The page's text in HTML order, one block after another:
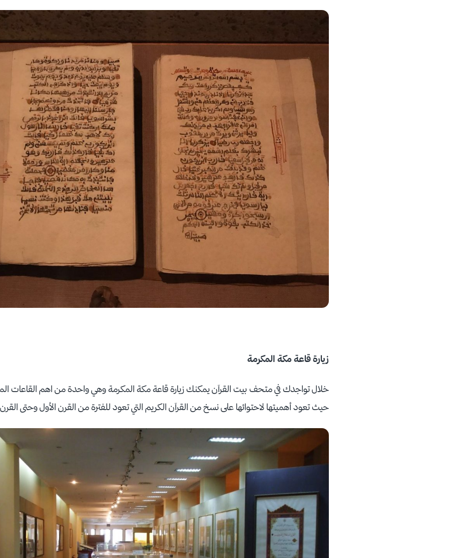
زيارة قاعة مكة المكرمة
خلال تواجدك في متحف بيت القرآن يمكنك زيارة قاعة مكة المكرمة وهي واحدة من اهم القاعات
حيث تعود أهميتها لاحتوائها على نسخ من القرآن الكريم التي تعود للفترة من القرن الأول وحتى